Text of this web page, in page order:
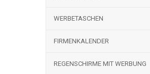
WERBETASCHEN
FIRMENKALENDER
REGENSCHIRME MIT WERBUNG